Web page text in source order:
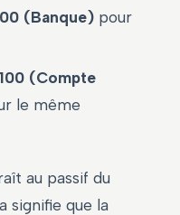
(Banque) pour
(Compte
le même
au passif du
signifie que la